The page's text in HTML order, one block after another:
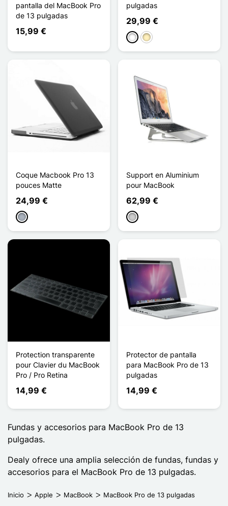
pantalla del MacBook Pro
de 13 pulgadas
15,99 €
pulgadas
29,99 €
Blanco
Oro
Coque Macbook Pro 13
pouces Matte
24,99 €
Gris
Support en Aluminium
pour MacBook
62,99 €
Plata
Protection transparente
pour Clavier du MacBook
Pro / Pro Retina
14,99 €
Protector de pantalla
para MacBook Pro de 13
pulgadas
14,99 €
Fundas y accesorios para MacBook Pro de 13
pulgadas.
Dealy ofrece una amplia selección de fundas, fundas y
accesorios para el MacBook Pro de 13 pulgadas.
Inicio Apple MacBook MacBook Pro de 13 pulgadas